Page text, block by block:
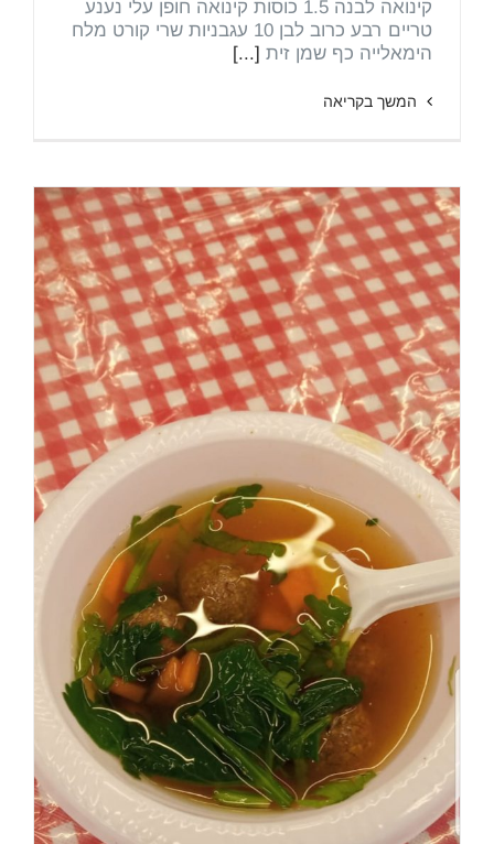
קינואה לבנה 1.5 כוסות קינואה חופן עלי נענע
טריים רבע כרוב לבן 10 עגבניות שרי קורט מלח
הימאלייה כף שמן זית [...]
המשך בקריאה